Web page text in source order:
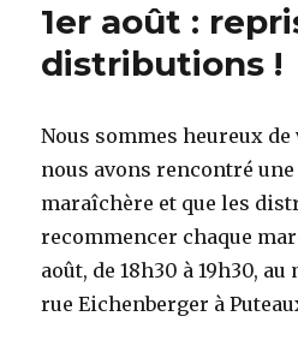
1er août :
distributions !
Nous sommes heureux
nous avons rencontré
maraîchère et que les
recommencer chaque
août, de 18h30 à 19h30,
rue Eichenberger à